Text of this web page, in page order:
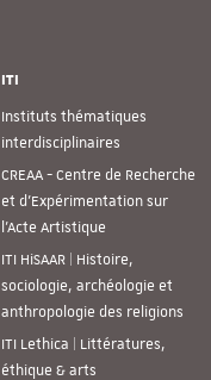
ITI
Instituts thématiques
interdisciplinaires
CREAA - Centre de Recherche
et d’Expérimentation sur
l’Acte Artistique
ITI HiSAAR | Histoire,
sociologie, archéologie et
anthropologie des religions
ITI Lethica | Littératures,
éthique & arts